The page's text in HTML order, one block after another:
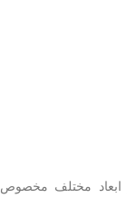
مختلف مخصوص